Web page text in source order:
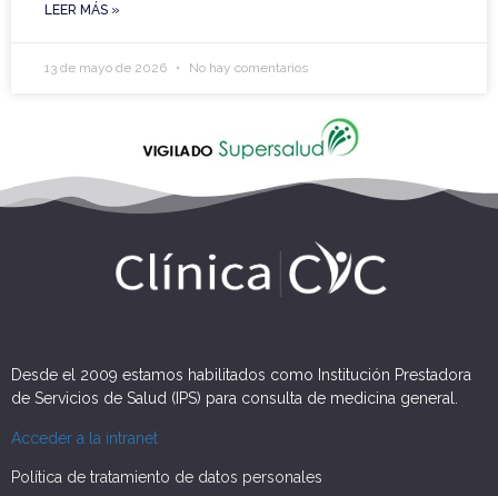
LEER MÁS »
13 de mayo de 2026 No hay comentarios
Desde el 2009 estamos habilitados como Institución Prestadora
de Servicios de Salud (IPS) para consulta de medicina general.
Acceder a la intranet
Política de tratamiento de datos personales